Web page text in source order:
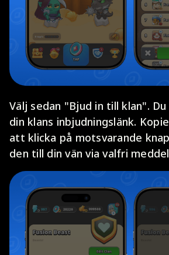
Välj sedan "Bjud in till klan".
din klans inbjudningslänk.
att klicka på motsvarande
den till din vän via valfri